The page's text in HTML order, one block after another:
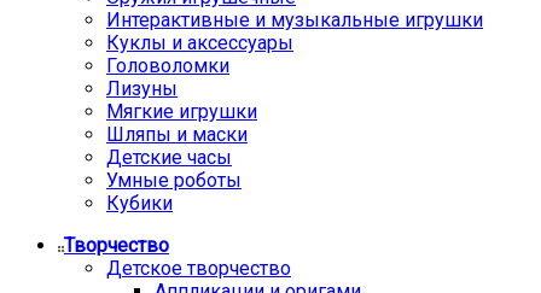
Интерактивные и музыкальные игрушки
Куклы и аксессуары
Головоломки
Лизуны
Мягкие игрушки
Шляпы и маски
Детские часы
Умные роботы
Кубики
Творчество
Детское творчество